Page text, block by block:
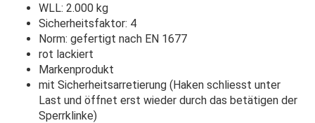
WLL: 2.000 kg
Sicherheitsfaktor: 4
Norm: gefertigt nach EN 1677
rot lackiert
Markenprodukt
mit Sicherheitsarretierung (Haken schliesst unter
Last und öffnet erst wieder durch das betätigen der
Sperrklinke)